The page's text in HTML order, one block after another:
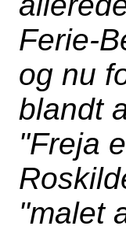
Ferie-
og nu
blandt
"Freja
"malet